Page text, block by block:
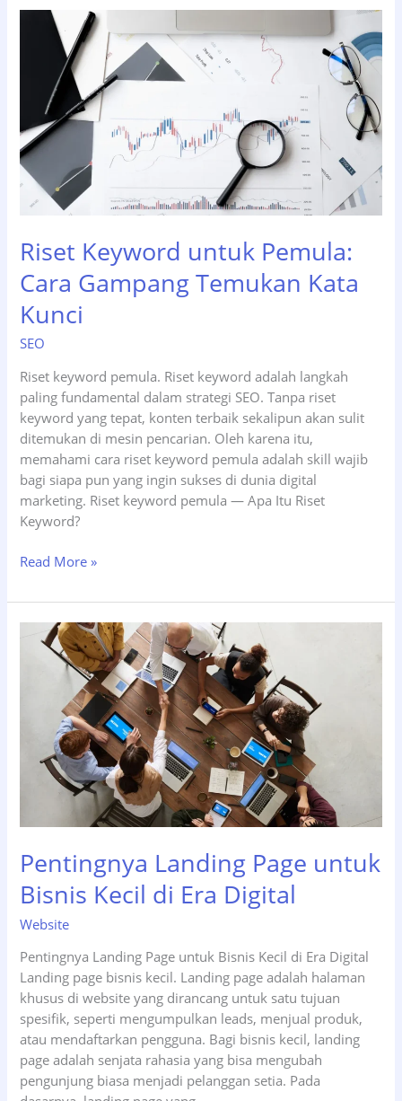
Marketing
dengan
Budget
Pas-
pasan
Riset Keyword untuk Pemula:
Cara Gampang Temukan Kata
Kunci
SEO
Riset keyword pemula. Riset keyword adalah langkah
paling fundamental dalam strategi SEO. Tanpa riset
keyword yang tepat, konten terbaik sekalipun akan sulit
ditemukan di mesin pencarian. Oleh karena itu,
memahami cara riset keyword pemula adalah skill wajib
bagi siapa pun yang ingin sukses di dunia digital
marketing. Riset keyword pemula — Apa Itu Riset
Keyword?
Riset
untuk
Pemula:
Cara
Gampang
Read More »
Pentingnya Landing Page untuk
Bisnis Kecil di Era Digital
Website
Pentingnya Landing Page untuk Bisnis Kecil di Era Digital
Landing page bisnis kecil. Landing page adalah halaman
khusus di website yang dirancang untuk satu tujuan
spesifik, seperti mengumpulkan leads, menjual produk,
atau mendaftarkan pengguna. Bagi bisnis kecil, landing
page adalah senjata rahasia yang bisa mengubah
pengunjung biasa menjadi pelanggan setia. Pada